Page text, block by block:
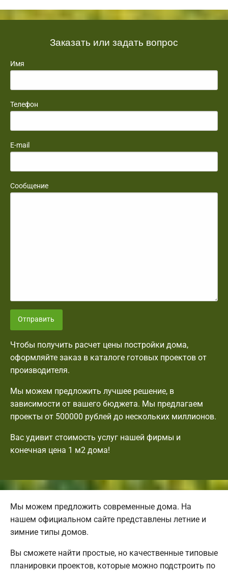
Заказать или задать вопрос
Имя
Телефон
E-mail
Сообщение
Отправить
Чтобы получить расчет цены постройки дома,
оформляйте заказ в каталоге готовых проектов от
производителя.
Мы можем предложить лучшее решение, в
зависимости от вашего бюджета. Мы предлагаем
проекты от 500000 рублей до нескольких миллионов.
Вас удивит стоимость услуг нашей фирмы и
конечная цена 1 м2 дома!
Мы можем предложить современные дома. На
нашем официальном сайте представлены летние и
зимние типы домов.
Вы сможете найти простые, но качественные типовые
планировки проектов, которые можно подстроить по